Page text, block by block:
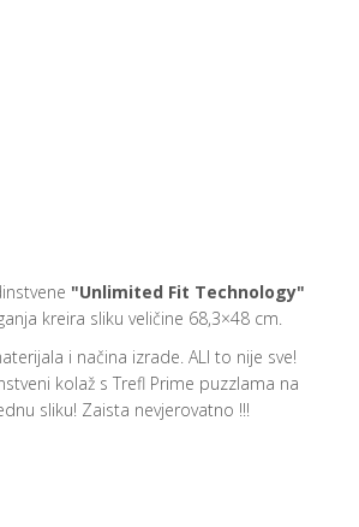
"Unlimited Fit Technology"
kreira sliku veličine 68,3×48 cm.
i načina izrade. ALI to nije sve!
kolaž s Trefl Prime puzzlama na
sliku! Zaista nevjerovatno !!!